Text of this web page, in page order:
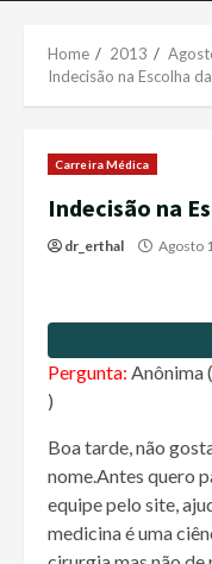
Home 2013
Indecisão na Escolha
Carreira Médica
Indecisão na
dr_erthal Agosto
Pergunta: Anônima
)
Boa tarde, não
nome.Antes quero
equipe pelo site,
medicina é uma